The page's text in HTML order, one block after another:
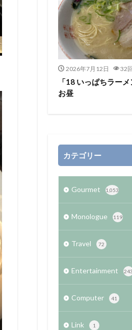
2026年7月12日 32
「18 いっぱちラー
お昼
カテゴリー
Gourmet 1,053
Monologue 119
Travel 72
Entertainment 243
Computer 41
Link 1